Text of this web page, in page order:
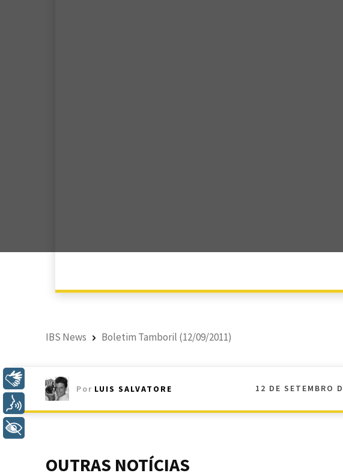
IBS News Boletim Tamboril (12/09/2011)
Por LUIS SALVATORE 12 DE SETEMBRO
OUTRAS NOTÍCIAS
Libras
Voz